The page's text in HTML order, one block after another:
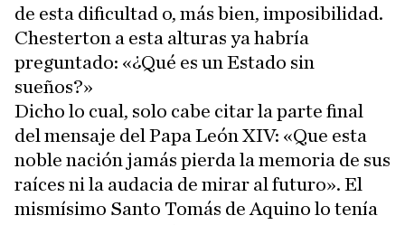
de esta dificultad o, más bien, imposibilidad.
Chesterton a esta alturas ya habría
preguntado: «¿Qué es un Estado sin
sueños?»
Dicho lo cual, solo cabe citar la parte final
del mensaje del Papa León XIV: «Que esta
noble nación jamás pierda la memoria de sus
raíces ni la audacia de mirar al futuro». El
mismísimo Santo Tomás de Aquino lo tenía